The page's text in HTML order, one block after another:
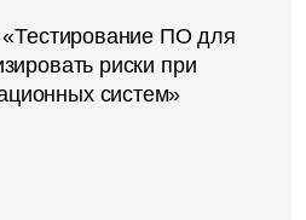
ПО для
риски при
систем»